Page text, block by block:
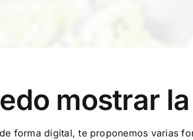
mostrar
forma digital, te proponemos varias